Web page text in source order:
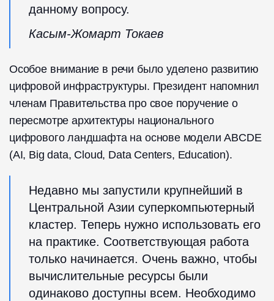
данному вопросу.
Касым-Жомарт Токаев
Особое внимание в речи было уделено развитию
цифровой инфраструктуры. Президент напомнил
членам Правительства про свое поручение о
пересмотре архитектуры национального
цифрового ландшафта на основе модели ABCDE
(AI, Big data, Cloud, Data Centers, Education).
Недавно мы запустили крупнейший в
Центральной Азии суперкомпьютерный
кластер. Теперь нужно использовать его
на практике. Соответствующая работа
только начинается. Очень важно, чтобы
вычислительные ресурсы были
одинаково доступны всем. Необходимо